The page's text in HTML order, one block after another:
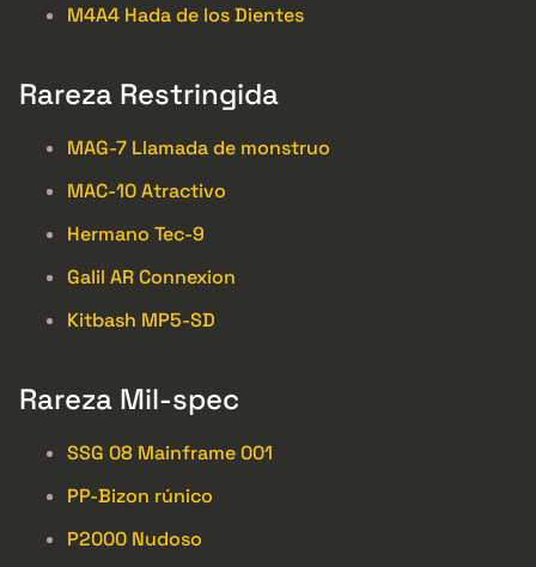
M4A4 Hada de los Dientes
Rareza Restringida
MAG-7 Llamada de monstruo
MAC-10 Atractivo
Hermano Tec-9
Galil AR Connexion
Kitbash MP5-SD
Rareza Mil-spec
SSG 08 Mainframe 001
PP-Bizon rúnico
P2000 Nudoso